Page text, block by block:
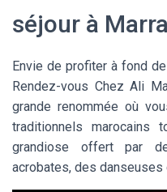
séjour à
Envie de profiter à fond
Rendez-vous Chez Ali
grande renommée où
traditionnels marocains
grandiose offert par
acrobates, des danseuses